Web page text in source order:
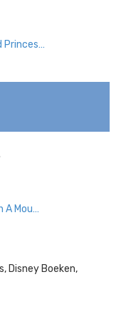
Princes…
A Mou…
Disney Boeken,